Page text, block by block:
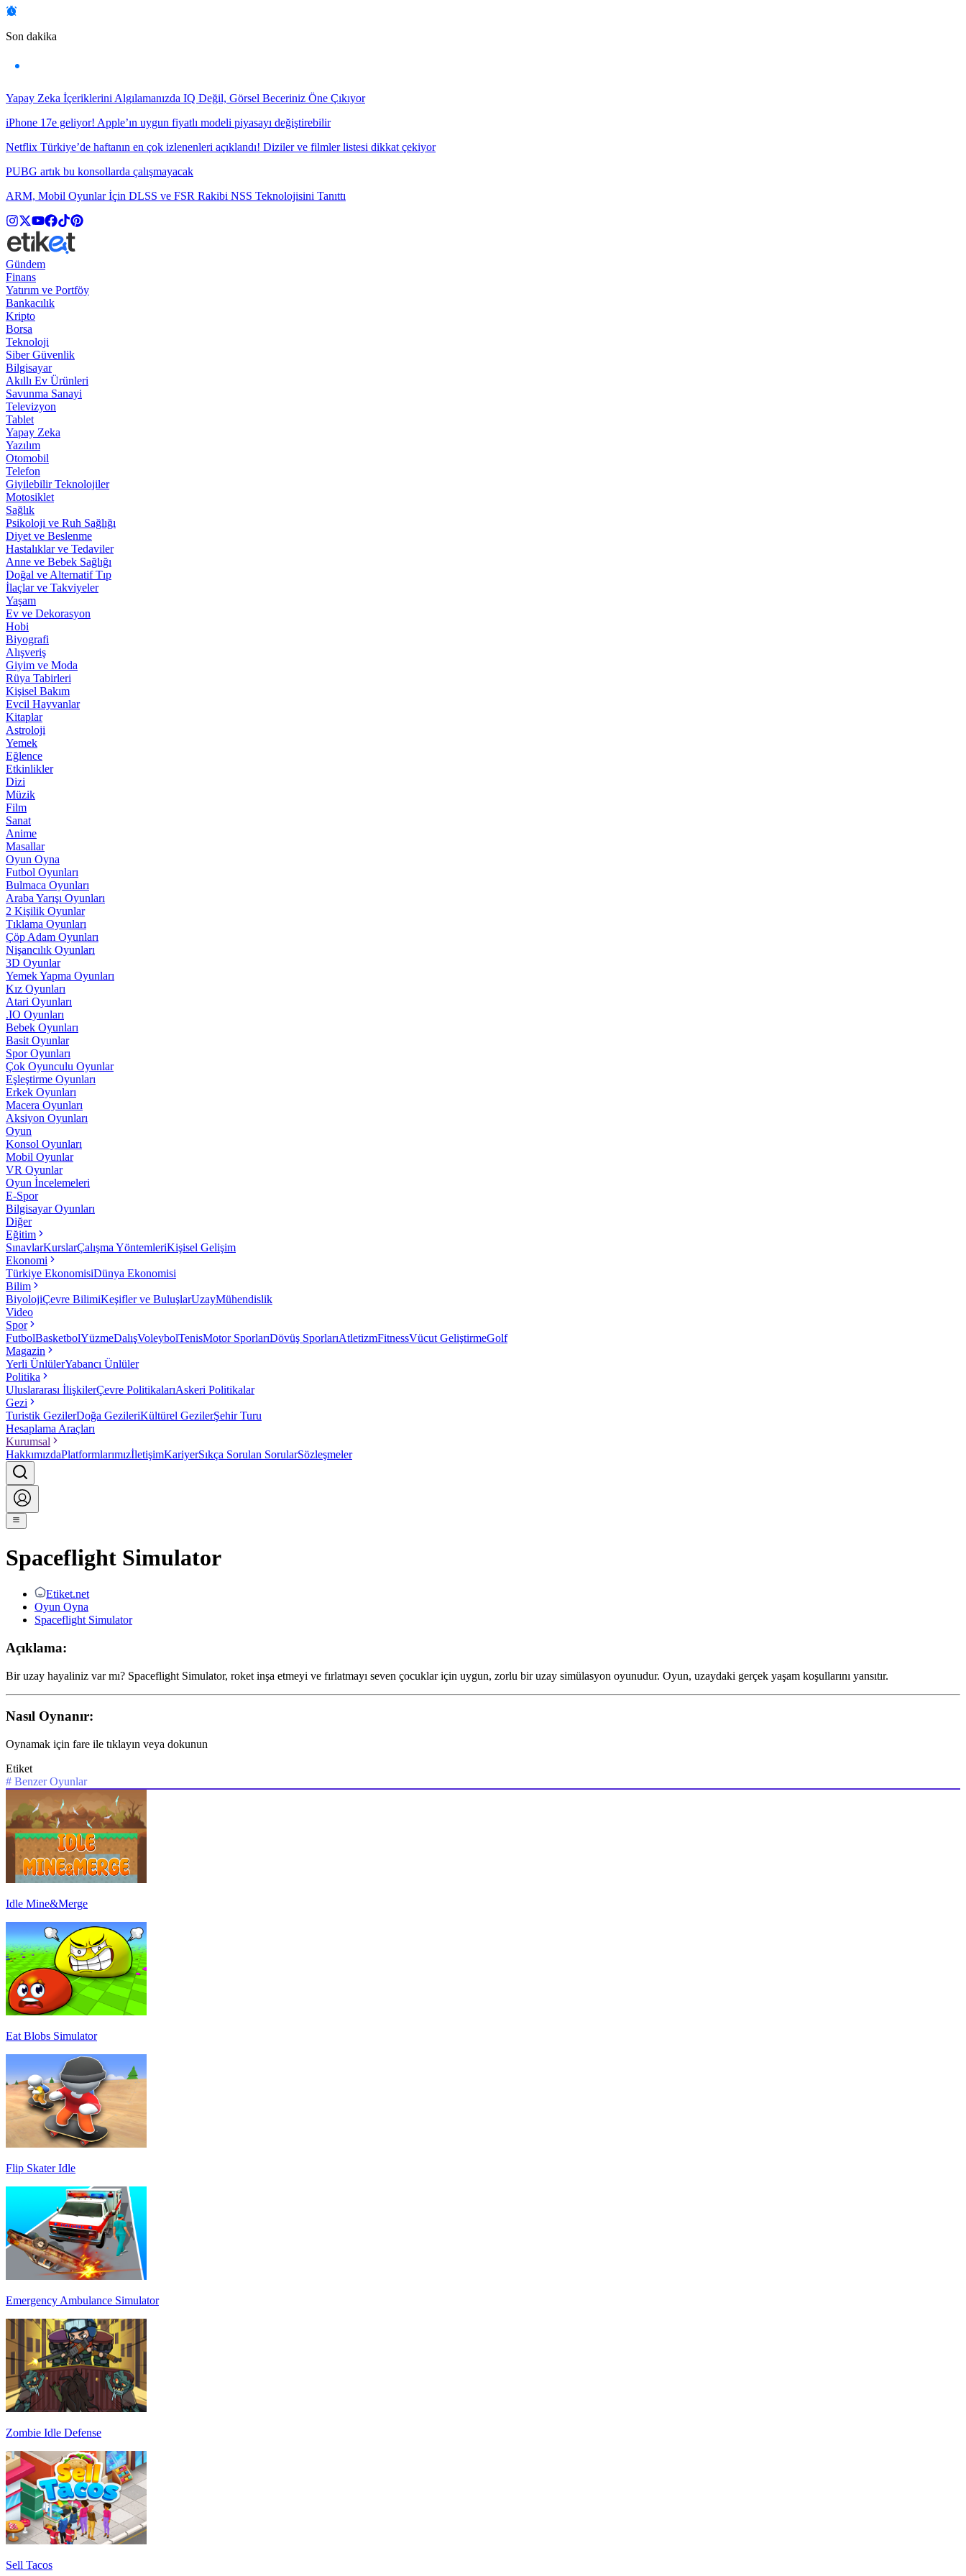
Son dakika
Yapay Zeka İçeriklerini Algılamanızda IQ Değil, Görsel Beceriniz Öne Çıkıyor
iPhone 17e geliyor! Apple’ın uygun fiyatlı modeli piyasayı değiştirebilir
Netflix Türkiye’de haftanın en çok izlenenleri açıklandı! Diziler ve filmler listesi dikkat çekiyor
PUBG artık bu konsollarda çalışmayacak
ARM, Mobil Oyunlar İçin DLSS ve FSR Rakibi NSS Teknolojisini Tanıttı
Gündem
Finans
Yatırım ve Portföy
Bankacılık
Kripto
Borsa
Teknoloji
Siber Güvenlik
Bilgisayar
Akıllı Ev Ürünleri
Savunma Sanayi
Televizyon
Tablet
Yapay Zeka
Yazılım
Otomobil
Telefon
Giyilebilir Teknolojiler
Motosiklet
Sağlık
Psikoloji ve Ruh Sağlığı
Diyet ve Beslenme
Hastalıklar ve Tedaviler
Anne ve Bebek Sağlığı
Doğal ve Alternatif Tıp
İlaçlar ve Takviyeler
Yaşam
Ev ve Dekorasyon
Hobi
Biyografi
Alışveriş
Giyim ve Moda
Rüya Tabirleri
Kişisel Bakım
Evcil Hayvanlar
Kitaplar
Astroloji
Yemek
Eğlence
Etkinlikler
Dizi
Müzik
Film
Sanat
Anime
Masallar
Oyun Oyna
Futbol Oyunları
Bulmaca Oyunları
Araba Yarışı Oyunları
2 Kişilik Oyunlar
Tıklama Oyunları
Çöp Adam Oyunları
Nişancılık Oyunları
3D Oyunlar
Yemek Yapma Oyunları
Kız Oyunları
Atari Oyunları
.IO Oyunları
Bebek Oyunları
Basit Oyunlar
Spor Oyunları
Çok Oyunculu Oyunlar
Eşleştirme Oyunları
Erkek Oyunları
Macera Oyunları
Aksiyon Oyunları
Oyun
Konsol Oyunları
Mobil Oyunlar
VR Oyunlar
Oyun İncelemeleri
E-Spor
Bilgisayar Oyunları
Diğer
Eğitim
SınavlarKurslarÇalışma YöntemleriKişisel Gelişim
Ekonomi
Türkiye EkonomisiDünya Ekonomisi
Bilim
BiyolojiÇevre BilimiKeşifler ve BuluşlarUzayMühendislik
Video
Spor
FutbolBasketbolYüzmeDalışVoleybolTenisMotor SporlarıDövüş SporlarıAtletizmFitnessVücut GeliştirmeGolf
Magazin
Yerli ÜnlülerYabancı Ünlüler
Politika
Uluslararası İlişkilerÇevre PolitikalarıAskeri Politikalar
Gezi
Turistik GezilerDoğa GezileriKültürel GezilerŞehir Turu
Hesaplama Araçları
Kurumsal
HakkımızdaPlatformlarımızİletişimKariyerSıkça Sorulan SorularSözleşmeler
Spaceflight Simulator
Etiket.net
Oyun Oyna
Spaceflight Simulator
Açıklama:
Bir uzay hayaliniz var mı? Spaceflight Simulator, roket inşa etmeyi ve fırlatmayı seven çocuklar için uygun, zorlu bir uzay simülasyon oyunudur. Oyun, uzaydaki gerçek yaşam koşullarını yansıtır.
Nasıl Oynanır:
Oynamak için fare ile tıklayın veya dokunun
Etiket
# Benzer Oyunlar
Idle Mine&Merge
Eat Blobs Simulator
Flip Skater Idle
Emergency Ambulance Simulator
Zombie Idle Defense
Sell Tacos